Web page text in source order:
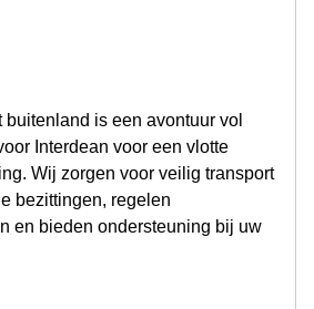
is een avontuur vol
Interdean voor een vlotte
Wij zorgen voor veilig transport
bezittingen, regelen
en bieden ondersteuning bij uw